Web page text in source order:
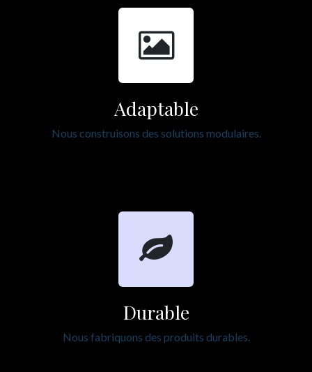
Adaptable
Nous construisons des solutions modulaires.
Durable
Nous fabriquons des produits durables.